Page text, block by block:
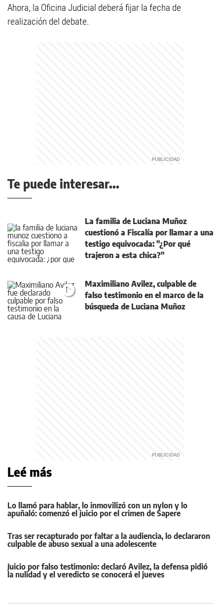
Ahora, la Oficina Judicial deberá fijar la fecha de
realización del debate.
Te puede interesar...
La familia de Luciana Muñoz
cuestionó a Fiscalía por llamar a una
testigo equivocada: "¿Por qué
trajeron a esta chica?"
Maximiliano Avilez, culpable de
falso testimonio en el marco de la
búsqueda de Luciana Muñoz
Leé más
Lo llamó para hablar, lo inmovilizó con un nylon y lo
apuñaló: comenzó el juicio por el crimen de Sapere
Tras ser recapturado por faltar a la audiencia, lo declararon
culpable de abuso sexual a una adolescente
Juicio por falso testimonio: declaró Avilez, la defensa pidió
la nulidad y el veredicto se conocerá el jueves